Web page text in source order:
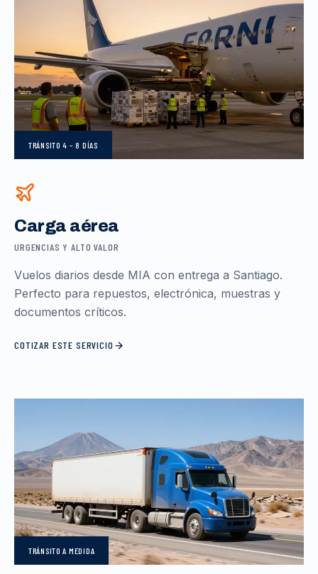
TRÁNSITO4 – 8 DÍAS
Carga aérea
URGENCIAS Y ALTO VALOR
Vuelos diarios desde MIA con entrega a Santiago.
Perfecto para repuestos, electrónica, muestras y
documentos críticos.
COTIZAR ESTE SERVICIO
TRÁNSITOA MEDIDA